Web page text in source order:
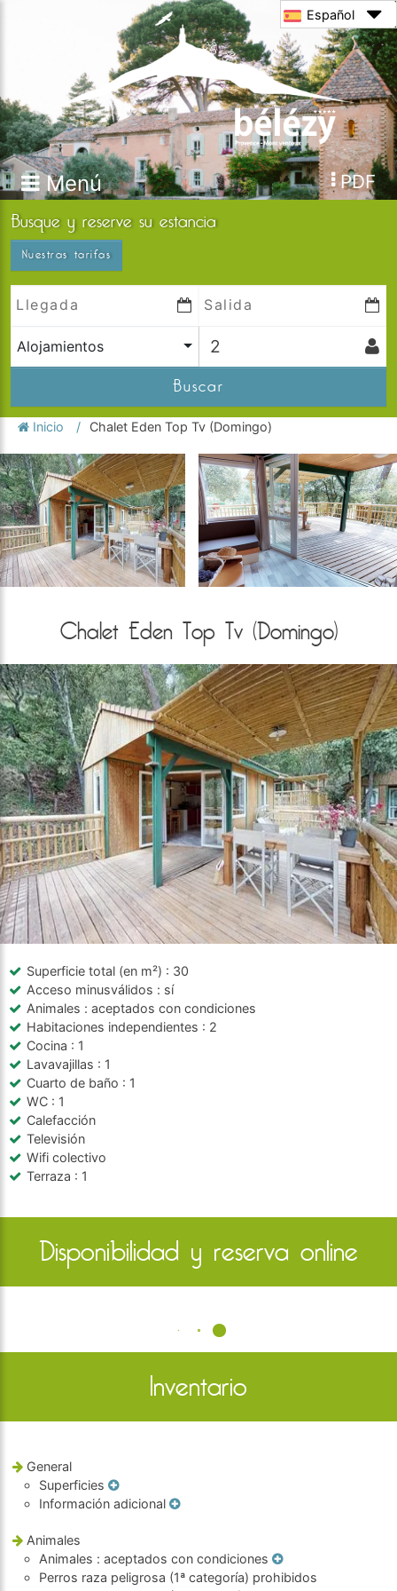
Menú PDF
Español
Busque y reserve su estancia
Nuestras tarifas
Alojamientos
Buscar
Inicio Chalet Eden Top Tv (Domingo)
Chalet Eden Top Tv (Domingo)
Superficie total (en m²) : 30
Acceso minusválidos : sí
Animales : aceptados con condiciones
Habitaciones independientes : 2
Cocina : 1
Lavavajillas : 1
Cuarto de baño : 1
WC : 1
Calefacción
Televisión
Wifi colectivo
Terraza : 1
Disponibilidad y reserva online
Inventario
General
Superficies
Información adicional
Animales
Animales : aceptados con condiciones
Perros raza peligrosa (1ª categoría) prohibidos